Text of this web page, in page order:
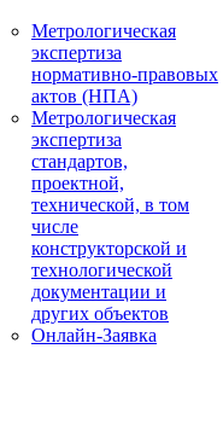
Метрологическая
экспертиза
нормативно-правовых
актов (НПА)
Метрологическая
экспертиза
стандартов,
проектной,
технической, в том
числе
конструкторской и
технологической
документации и
других объектов
Онлайн-Заявка